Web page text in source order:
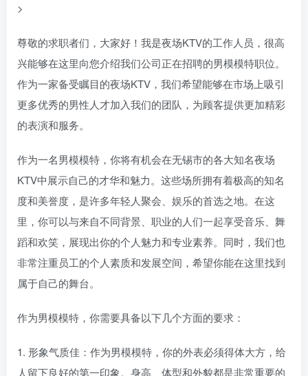
>
尊敬的求职者们，大家好！我是夜场KTV的工作人员，很高
兴能够在这里向您介绍我们公司正在招聘的男模模特职位。
作为一家备受瞩目的夜场KTV，我们希望能够在市场上吸引
更多优秀的男性人才加入我们的团队，为顾客提供更加精彩
的表演和服务。
作为一名男模模特，你将有机会在无锡市的各大知名夜场
KTV中展示自己的才华和魅力。这些场所拥有着极高的知名
度和美誉度，是许多年轻人聚会、娱乐的首选之地。在这
里，你可以与来自不同背景、职业的人们一起享受音乐、舞
蹈和欢笑，展现出你的个人魅力和专业素养。同时，我们也
非常注重员工的个人素质和发展空间，希望你能在这里找到
属于自己的舞台。
作为男模模特，你需要具备以下几个方面的要求：
1. 形象气质佳：作为男模模特，你的外表必须得体大方，给
人留下良好的第一印象。身高、体型和外貌都是非常重要的